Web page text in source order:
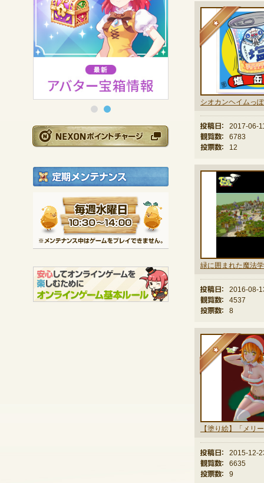
NEXONポイントチ
定期メンテナンス
毎週水曜日 10:30
※メンテナンス中は
シオカンヘイムっ
★
投稿日：
2017-06-
観覧数：
6783
投票数：
12
緑に囲まれた魔法
投稿日：
2016-08-
観覧数：
4537
投票数：
8
★
投稿日：
2015-12-
観覧数：
6635
投票数：
9